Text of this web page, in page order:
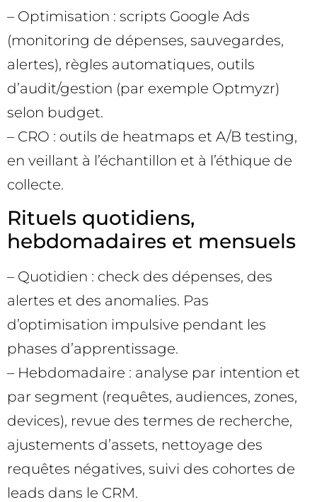
– Optimisation : scripts Google Ads
(monitoring de dépenses, sauvegardes,
alertes), règles automatiques, outils
d’audit/gestion (par exemple Optmyzr)
selon budget.
– CRO : outils de heatmaps et A/B testing,
en veillant à l’échantillon et à l’éthique de
collecte.
Rituels quotidiens,
hebdomadaires et mensuels
– Quotidien : check des dépenses, des
alertes et des anomalies. Pas
d’optimisation impulsive pendant les
phases d’apprentissage.
– Hebdomadaire : analyse par intention et
par segment (requêtes, audiences, zones,
devices), revue des termes de recherche,
ajustements d’assets, nettoyage des
requêtes négatives, suivi des cohortes de
leads dans le CRM.